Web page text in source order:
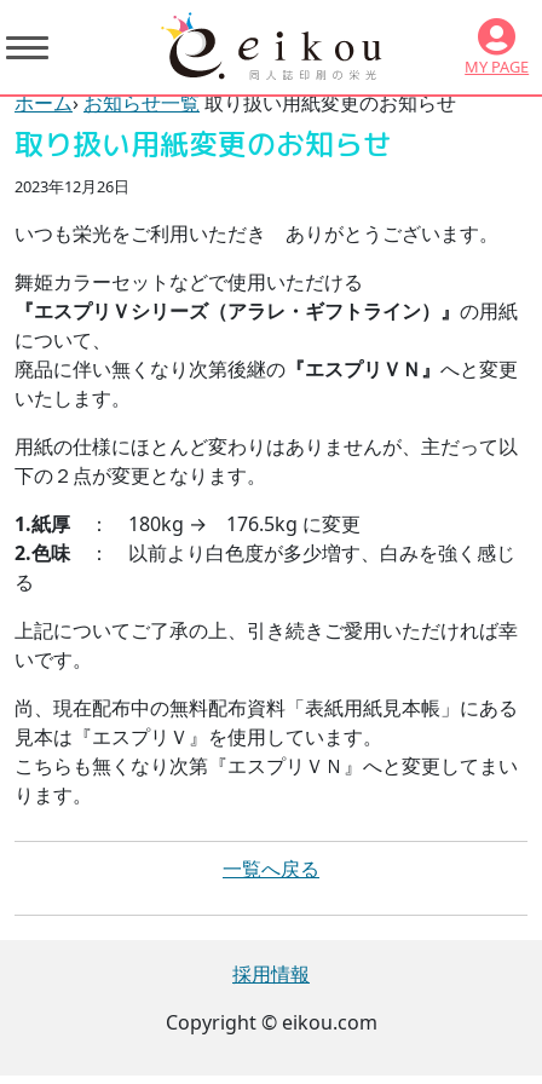
MY PAGE
ホーム›お知らせ一覧取り扱い用紙変更のお知らせ
取り扱い用紙変更のお知らせ
2023年12月26日
いつも栄光をご利用いただき ありがとうございます。
舞姫カラーセットなどで使用いただける
『エスプリＶシリーズ（アラレ・ギフトライン）』 の用紙
について、
廃品に伴い無くなり次第後継の 『エスプリＶＮ』 へと変更
いたします。
用紙の仕様にほとんど変わりはありませんが、主だって以
下の２点が変更となります。
1.紙厚
： 180kg → 176.5kg に変更
2.色味
： 以前より白色度が多少増す、白みを強く感じ
る
上記についてご了承の上、引き続きご愛用いただければ幸
いです。
尚、現在配布中の無料配布資料「表紙用紙見本帳」にある
見本は『エスプリＶ』を使用しています。
こちらも無くなり次第『エスプリＶＮ』へと変更してまい
ります。
一覧へ戻る
採用情報
Copyright © eikou.com